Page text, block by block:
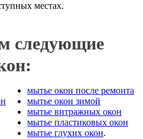
местах.
следующие
мытье окон после ремонта
мытье окон зимой
мытье витражных окон
мытье пластиковых окон
мытье глухих окон.